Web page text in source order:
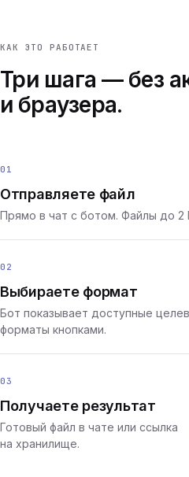
КАК ЭТО РАБОТАЕТ
Три шага — без
и браузера.
01
Отправляете файл
Прямо в чат с ботом. Файлы до 2
02
Выбираете формат
Бот показывает доступные
форматы кнопками.
03
Получаете результат
Готовый файл в чате или ссылка
на хранилище.